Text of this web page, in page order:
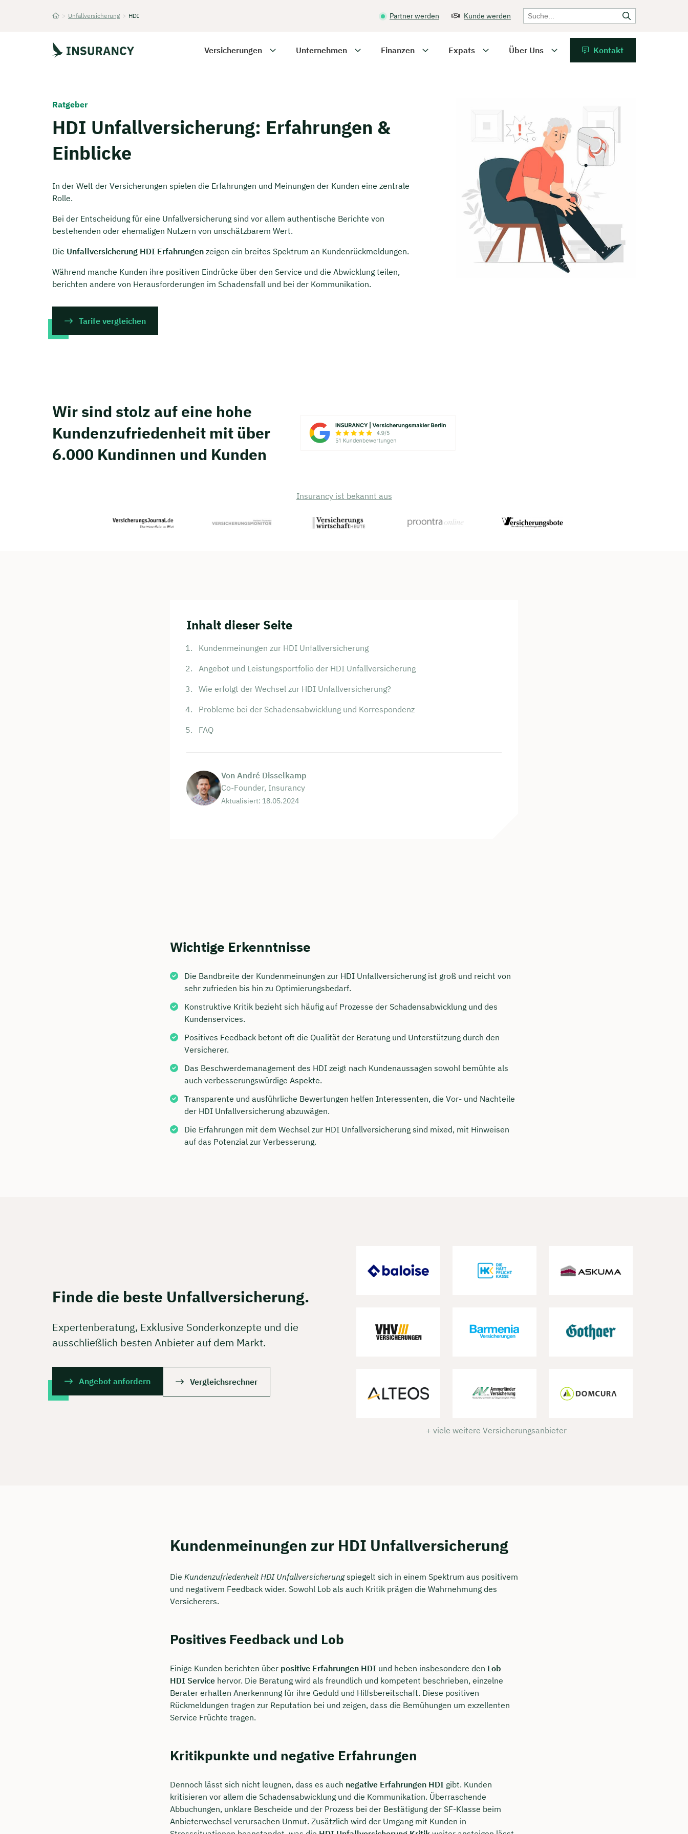
> Unfallversicherung > HDI Partner werden Kunde werden
Versicherungen Unternehmen Finanzen Expats Über Uns Kontakt
Ratgeber
HDI Unfallversicherung: Erfahrungen &
Einblicke
In der Welt der Versicherungen spielen die Erfahrungen und Meinungen der Kunden eine zentrale
Rolle.
Bei der Entscheidung für eine Unfallversicherung sind vor allem authentische Berichte von
bestehenden oder ehemaligen Nutzern von unschätzbarem Wert.
Die Unfallversicherung HDI Erfahrungen zeigen ein breites Spektrum an Kundenrückmeldungen.
Während manche Kunden ihre positiven Eindrücke über den Service und die Abwicklung teilen,
berichten andere von Herausforderungen im Schadensfall und bei der Kommunikation.
Tarife vergleichen
Wir sind stolz auf eine hohe
Kunden­zufriedenheit mit über
6.000 Kundinnen und Kunden
Insurancy ist bekannt aus
Inhalt dieser Seite
Kundenmeinungen zur HDI Unfallversicherung
Angebot und Leistungsportfolio der HDI Unfallversicherung
Wie erfolgt der Wechsel zur HDI Unfallversicherung?
Probleme bei der Schadensabwicklung und Korrespondenz
FAQ
Von André Disselkamp
Co-Founder, Insurancy
Aktualisiert: 18.05.2024
Wichtige Erkenntnisse
Die Bandbreite der Kundenmeinungen zur HDI Unfallversicherung ist groß und reicht von
sehr zufrieden bis hin zu Optimierungsbedarf.
Konstruktive Kritik bezieht sich häufig auf Prozesse der Schadensabwicklung und des
Kundenservices.
Positives Feedback betont oft die Qualität der Beratung und Unterstützung durch den
Versicherer.
Das Beschwerdemanagement des HDI zeigt nach Kundenaussagen sowohl bemühte als
auch verbesserungswürdige Aspekte.
Transparente und ausführliche Bewertungen helfen Interessenten, die Vor- und Nachteile
der HDI Unfallversicherung abzuwägen.
Die Erfahrungen mit dem Wechsel zur HDI Unfallversicherung sind mixed, mit Hinweisen
auf das Potenzial zur Verbesserung.
Finde die beste Unfallversicherung.
Expertenberatung, Exklusive Sonderkonzepte und die
ausschließlich besten Anbieter auf dem Markt.
Angebot anfordern Vergleichsrechner
+ viele weitere Versicherungsanbieter
Kundenmeinungen zur HDI Unfallversicherung
Die Kundenzufriedenheit HDI Unfallversicherungspiegelt sich in einem Spektrum aus positivem
und negativem Feedback wider. Sowohl Lob als auch Kritik prägen die Wahrnehmung des
Versicherers.
Positives Feedback und Lob
Einige Kunden berichten über positive Erfahrungen HDI und heben insbesondere den Lob
HDI Service hervor. Die Beratung wird als freundlich und kompetent beschrieben, einzelne
Berater erhalten Anerkennung für ihre Geduld und Hilfsbereitschaft. Diese positiven
Rückmeldungen tragen zur Reputation bei und zeigen, dass die Bemühungen um exzellenten
Service Früchte tragen.
Kritikpunkte und negative Erfahrungen
Dennoch lässt sich nicht leugnen, dass es auch negative Erfahrungen HDI gibt. Kunden
kritisieren vor allem die Schadensabwicklung und die Kommunikation. Überraschende
Abbuchungen, unklare Bescheide und der Prozess bei der Bestätigung der SF-Klasse beim
Anbieterwechsel verursachen Unmut. Zusätzlich wird der Umgang mit Kunden in
Jetzt persönliches
Beratungsgespräch mit Jonas
Ubben sichern 🤝
Wir beraten dich Montag bis Freitag von 8 bis 18 Uhr
Dauer: ca. 30 Minuten